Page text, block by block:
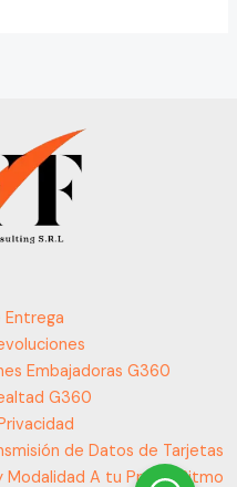
Embajadoras G360
G360
de Datos de Tarjetas
A tu Propio Ritmo